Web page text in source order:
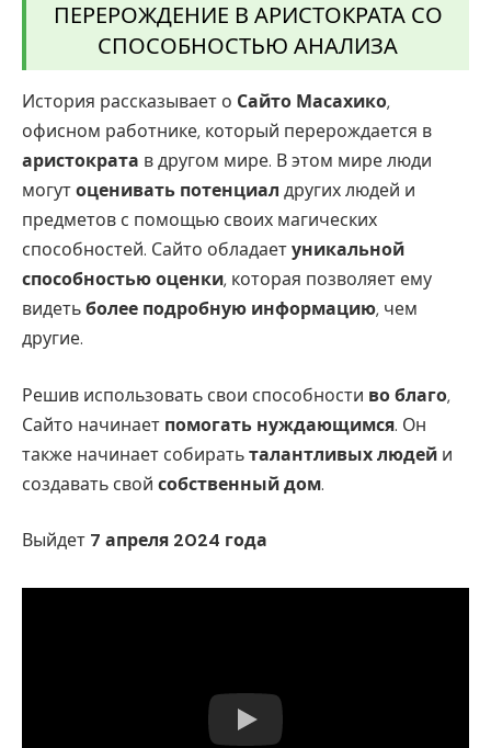
ПЕРЕРОЖДЕНИЕ В АРИСТОКРАТА СО
СПОСОБНОСТЬЮ АНАЛИЗА
История рассказывает о Сайто Масахико,
офисном работнике, который перерождается в
аристократа в другом мире. В этом мире люди
могутоценивать потенциал других людей и
предметов с помощью своих магических
способностей. Сайто обладаетуникальной
способностью оценки, которая позволяет ему
видетьболее подробную информацию, чем
другие.
Решив использовать свои способности во благо,
Сайто начинает помогать нуждающимся. Он
также начинает собиратьталантливых людей и
создавать свой собственный дом.
Выйдет 7 апреля 2024 года